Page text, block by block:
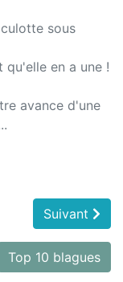
sous
en a une !
avance d'une
Suivant
Top 10 blagues